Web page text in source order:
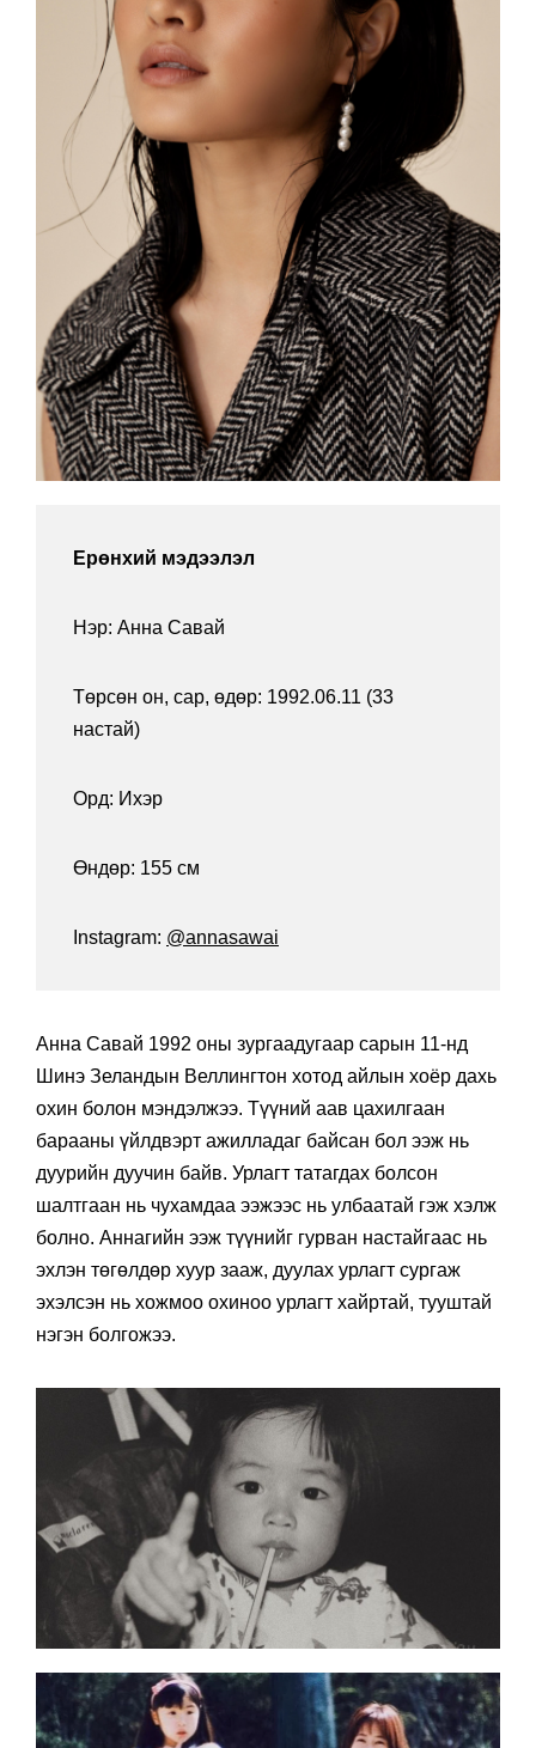
Ерөнхий мэдээлэл
Нэр: Анна Савай
Төрсөн он, сар, өдөр: 1992.06.11 (33
настай)
Орд: Ихэр
Өндөр: 155 см
Instagram: @annasawai
Анна Савай 1992 оны зургаадугаар сарын 11-нд
Шинэ Зеландын Веллингтон хотод айлын хоёр дахь
охин болон мэндэлжээ. Түүний аав цахилгаан
барааны үйлдвэрт ажилладаг байсан бол ээж нь
дуурийн дуучин байв. Урлагт татагдах болсон
шалтгаан нь чухамдаа ээжээс нь улбаатай гэж хэлж
болно. Аннагийн ээж түүнийг гурван настайгаас нь
эхлэн төгөлдөр хуур зааж, дуулах урлагт сургаж
эхэлсэн нь хожмоо охиноо урлагт хайртай, тууштай
нэгэн болгожээ.